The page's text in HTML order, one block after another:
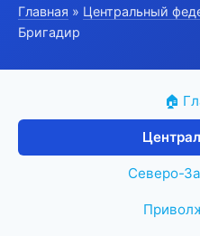
Главная » Центральный
Бригадир
🏠
Северо-